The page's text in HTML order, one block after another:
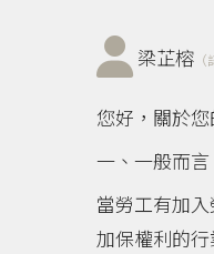
梁芷榕
您好，關於
一、一般而言
當勞工有加
加保權利的行